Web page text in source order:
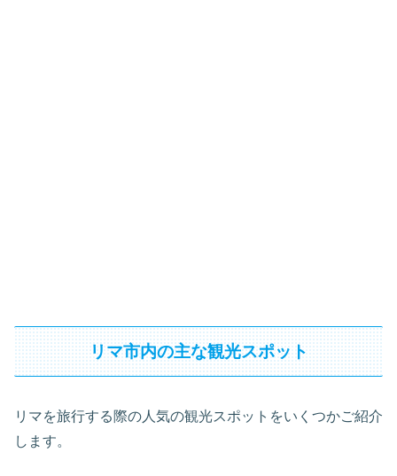
リマ市内の主な観光スポット
リマを旅行する際の人気の観光スポットをいくつかご紹介
します。